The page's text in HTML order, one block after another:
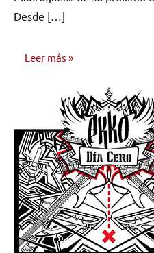
Desde […]
Leer más
NOTICIAS